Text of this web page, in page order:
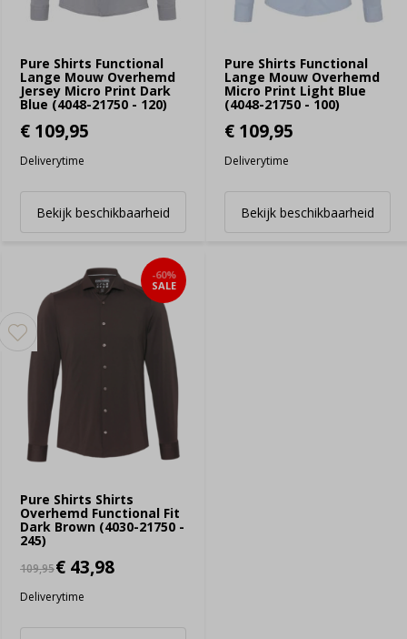
Pure Shirts Functional
Lange Mouw Overhemd
Jersey Micro Print Dark
Blue (4048-21750 - 120)
€ 109,95
Deliverytime
Bekijk beschikbaarheid
Pure Shirts Functional
Lange Mouw Overhemd
Micro Print Light Blue
(4048-21750 - 100)
€ 109,95
Deliverytime
Bekijk beschikbaarheid
Pure Shirts Shirts
Overhemd Functional Fit
Dark Brown (4030-21750 -
245)
-60%
SALE
109,95€ 43,98
Deliverytime